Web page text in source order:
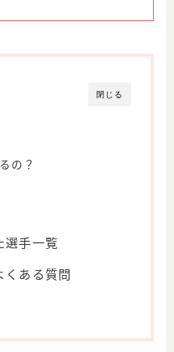
閉じる
の？
選手一覧
くある質問